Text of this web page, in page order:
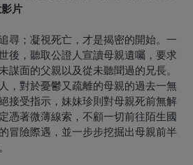
片
尋；凝視死亡，才是揭密的開始。一
後，聽取公證人宣讀母親遺囑，要求
謀面的父親以及從未聽聞過的兄長。
，對於憂鬱又疏離的母親的過去一無
接受指示，妹妹珍則對母親死前無解
憑著微薄線索，不顧一切前往陌生國
冒險際遇，並一步步挖掘出母親前半